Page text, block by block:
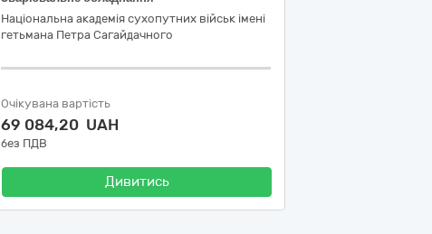
Національна академія сухопутних військ імені
гетьмана Петра Сагайдачного
Очікувана вартість
69 084,20 UAH
без ПДВ
Дивитись